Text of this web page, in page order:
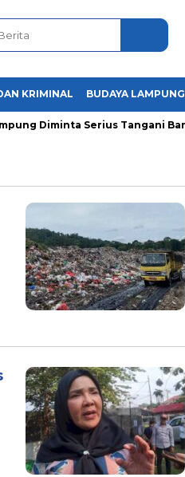
KRIMINAL BUDAYA LAMPUNG
Serius Tangani Banjir